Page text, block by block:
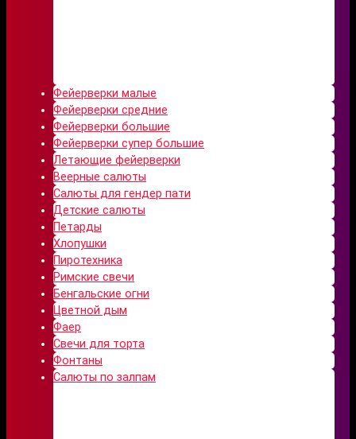
Фейерверки малые
Фейерверки средние
Фейерверки большие
Фейерверки супер большие
Летающие фейерверки
Веерные салюты
Салюты для гендер пати
Детские салюты
Петарды
Хлопушки
Пиротехника
Римские свечи
Бенгальские огни
Цветной дым
Фаер
Свечи для торта
Фонтаны
Салюты по залпам